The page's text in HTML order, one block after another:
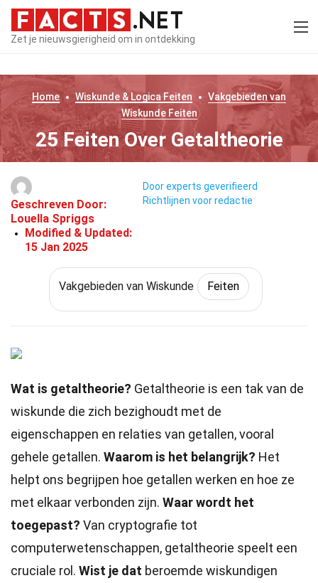
Zet je nieuwsgierigheid om in ontdekking
Home Wiskunde & Logica Feiten
Vakgebieden van
WiskundeFeiten
25 Feiten Over Getaltheorie
Geschreven Door:
Louella Spriggs
Modified & Updated:
15 Jan 2025
Door experts geverifieerd
Richtlijnen voor redactie
Vakgebieden van Wiskunde Feiten
Wat is getaltheorie? Getaltheorie is een tak van de
wiskunde die zich bezighoudt met de
eigenschappen en relaties van getallen, vooral
gehele getallen. Waarom is het belangrijk? Het
helpt ons begrijpen hoe getallen werken en hoe ze
met elkaar verbonden zijn. Waar wordt het
toegepast? Van cryptografie tot
computerwetenschappen, getaltheorie speelt een
cruciale rol. Wist je dat beroemde wiskundigen